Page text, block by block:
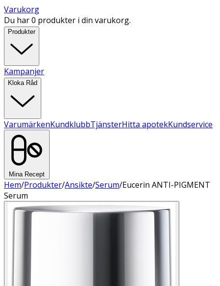
Varukorg
Du har 0 produkter i din varukorg.
Produkter
Kampanjer
Kloka Råd
VarumärkenKundklubbTjänsterHitta apotekKundservice
Mina Recept
Hem/Produkter/Ansikte/Serum/Eucerin ANTI-PIGMENT
Serum